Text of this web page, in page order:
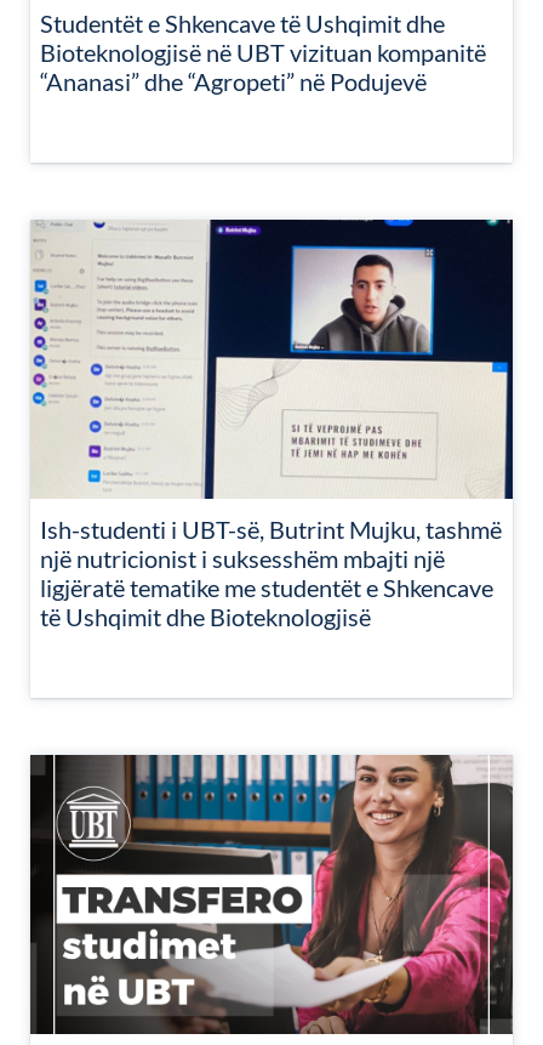
Studentët e Shkencave të Ushqimit dhe
Bioteknologjisë në UBT vizituan kompanitë
“Ananasi” dhe “Agropeti” në Podujevë
Ish-studenti i UBT-së, Butrint Mujku, tashmë
një nutricionist i suksesshëm mbajti një
ligjëratë tematike me studentët e Shkencave
të Ushqimit dhe Bioteknologjisë